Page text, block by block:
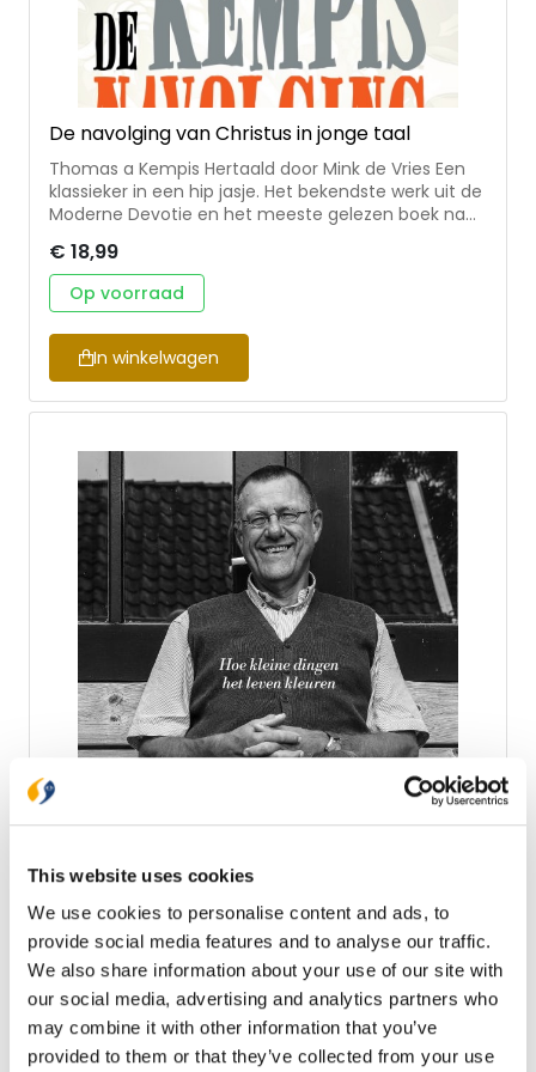
This website uses cookies
We use cookies to personalise content and ads, to
provide social media features and to analyse our traffic.
We also share information about your use of our site with
our social media, advertising and analytics partners who
may combine it with other information that you’ve
provided to them or that they’ve collected from your use
De navolging van Christus in jonge taal
Thomas a Kempis Hertaald door Mink de Vries Een
klassieker in een hip jasje. Het bekendste werk uit de
Moderne Devotie en het meeste gelezen boek na
leesbaar voor jong en oud. Vol praktische spreuken
om je leven richting te geven. Mink de Vries is
docent godsdienst en jongerenwerker in Zwolle.
€ 18,99
Op voorraad
In winkelwagen
Vroom & vrolijk
Voor predikant en geliefd auteur Wim Beekman zijn
hij het liefst over alledaagse belevingen: op het
en over de kerkelijke dorpsgemeente. • veelgelezen
columnist in de Leeuwarder Courant, geliefd bij een
breed lezerspubliek • herkenbaar en menselijk, over
gewone mensen en kleine momenten die het leven
kleuren en hoop geven in roerige tijden • voor lezers
met én zonder geloofsachtergrond: verbindend,
toegankelijk en inspirerend Wim Beekman (69)
€ 19,99
Op voorraad
In winkelwagen